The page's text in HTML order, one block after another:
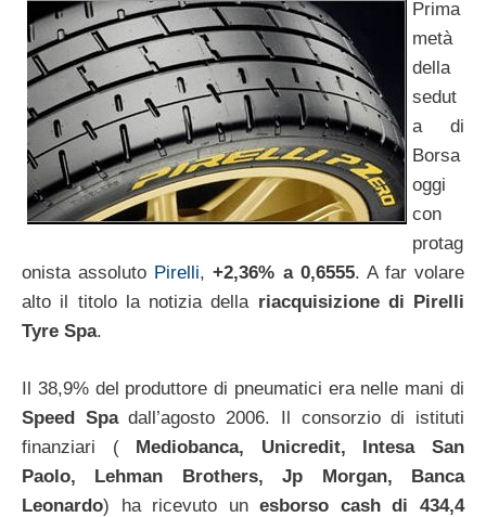
Prima
metà
della
sedut
a di
Borsa
oggi
con
protag
onista assoluto Pirelli,+2,36% a 0,6555. A far volare
alto il titolo la notizia della riacquisizione di Pirelli
Tyre Spa.
Il 38,9% del produttore di pneumatici era nelle mani di
Speed Spadall’agosto 2006. Il consorzio di istituti
finanziari ( Mediobanca, Unicredit, Intesa San
Paolo, Lehman Brothers, Jp Morgan, Banca
Leonardo) ha ricevuto unesborso cash di 434,4